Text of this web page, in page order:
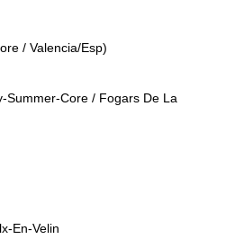
e / Valencia/Esp)
Summer-Core / Fogars De La
En-Velin